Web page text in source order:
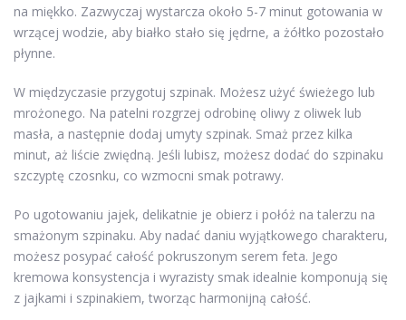
na miękko. Zazwyczaj wystarcza około 5-7 minut gotowania w
wrzącej wodzie, aby białko stało się jędrne, a żółtko pozostało
płynne.
W międzyczasie przygotuj szpinak. Możesz użyć świeżego lub
mrożonego. Na patelni rozgrzej odrobinę oliwy z oliwek lub
masła, a następnie dodaj umyty szpinak. Smaż przez kilka
minut, aż liście zwiędną. Jeśli lubisz, możesz dodać do szpinaku
szczyptę czosnku, co wzmocni smak potrawy.
Po ugotowaniu jajek, delikatnie je obierz i połóż na talerzu na
smażonym szpinaku. Aby nadać daniu wyjątkowego charakteru,
możesz posypać całość pokruszonym serem feta. Jego
kremowa konsystencja i wyrazisty smak idealnie komponują się
z jajkami i szpinakiem, tworząc harmonijną całość.